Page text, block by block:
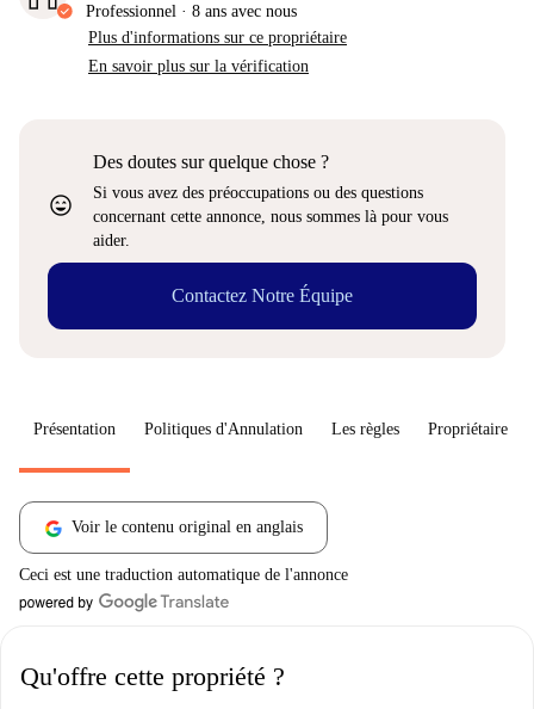
Professionnel · 8 ans avec nous
Plus d'informations sur ce propriétaire
En savoir plus sur la vérification
sentiment_very_satisfied
Des doutes sur quelque chose ?
Si vous avez des préoccupations ou des questions
concernant cette annonce, nous sommes là pour vous
aider.
Contactez Notre Équipe
Présentation Politiques d'Annulation Les règles Propriétaire
Voir le contenu original en anglais
Ceci est une traduction automatique de l'annonce
Qu'offre cette propriété ?